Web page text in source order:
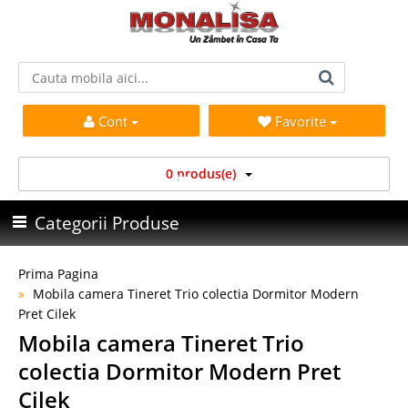
Cont Favorite
0 produs(e)
Categorii Produse
Prima Pagina
Mobila camera Tineret Trio colectia Dormitor Modern
Pret Cilek
Mobila camera Tineret Trio
colectia Dormitor Modern Pret
Cilek